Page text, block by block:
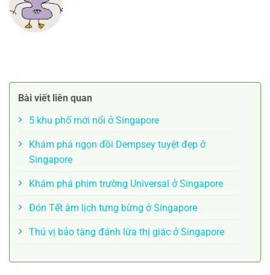
Bài viết liên quan
5 khu phố mới nổi ở Singapore
Khám phá ngọn đồi Dempsey tuyệt đẹp ở
Singapore
Khám phá phim trường Universal ở Singapore
Đón Tết âm lịch tưng bừng ở Singapore
Thú vị bảo tàng đánh lừa thị giác ở Singapore